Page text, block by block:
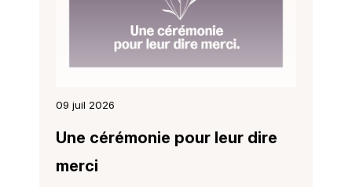
09 juil 2026
Une cérémonie pour leur dire
merci